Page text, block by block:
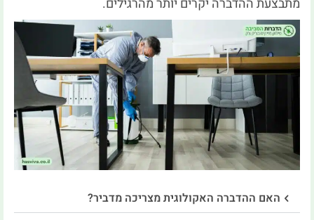
מתבצעת ההדברה יקרים יותר מהרגילים.
האם ההדברה האקולוגית מצריכה מדביר?